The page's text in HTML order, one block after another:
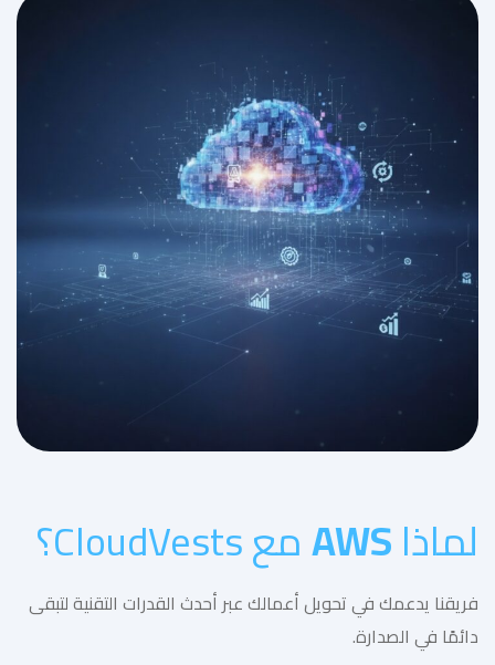
لماذا مع CloudVests؟
فريقنا يدعمك في تحويل أعمالك عبر أحدث القدرات التقنية لتبقى
دائمًا في الصدارة.